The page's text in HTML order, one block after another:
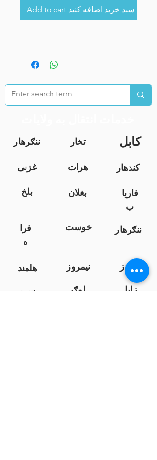
Add to cart به سبد خرید اضافه کنید
ننګرهار تخار کابل
غزنی هرات
کندهار
بلخ
بغلان
فاریا
ب
فرا
ه
خوست ننګرهار
هلمند نیمروز
کندز
سرپ
لوګر زابل